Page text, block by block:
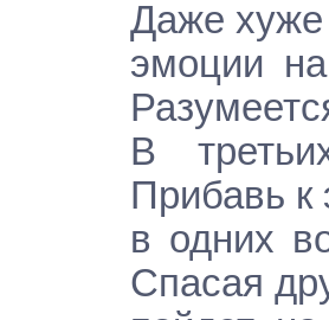
Даже хуже
эмоции
В
Прибавь к
в одних
Спасая